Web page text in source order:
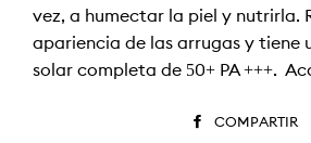
vez, a humectar la piel y nutrirla.
apariencia de las arrugas y tiene
solar completa de 50+ PA +++.
COMPARTIR